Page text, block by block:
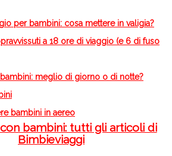
per bambini: cosa mettere in valigia?
a 18 ore di viaggio (e 6 di fuso
meglio di giorno o di notte?
bambini in aereo
bambini: tutti gli articoli di
Bimbieviaggi